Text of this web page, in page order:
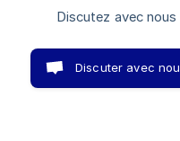
Discutez avec
Discuter avec